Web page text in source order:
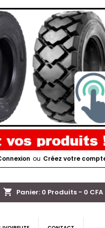
ou Créez votre
shopping_cart Panier: 0 Produits - 0 CFA